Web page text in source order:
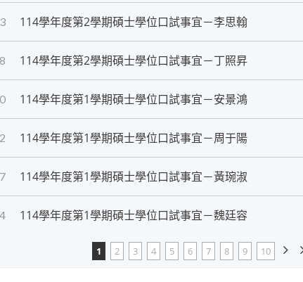
114學年度第2學期碩士學位口試事宜－李思翰
114學年度第2學期碩士學位口試事宜－丁照昇
114學年度第1學期碩士學位口試事宜－安景鴻
114學年度第1學期碩士學位口試事宜－周于陽
114學年度第1學期碩士學位口試事宜－黃琬淑
114學年度第1學期碩士學位口試事宜－魏廷容
1 2 3 4 5 6 7 8 9 10